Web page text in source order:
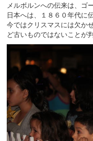
メルボルンへの伝来は、ゴ
日本へは、１８６０年代に
今ではクリスマスには欠か
ど古いものではないことが判